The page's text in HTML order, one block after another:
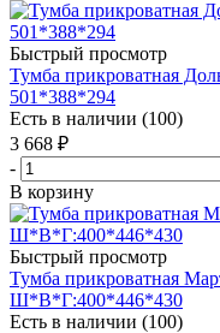
Быстрый просмотр
Тумба прикроватная
501*388*294
Есть в наличии (100)
3 668 ₽
-
В корзину
Быстрый просмотр
Тумба прикроватная
Ш*В*Г:400*446*430
Есть в наличии (100)